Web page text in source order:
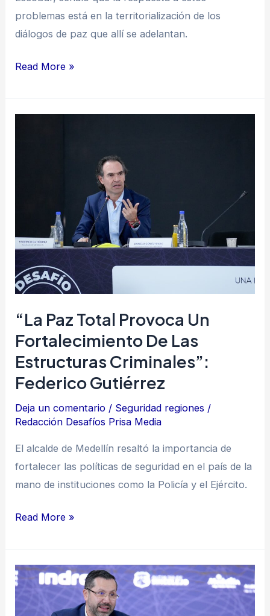
problemas está en la territorialización de los
diálogos de paz que allí se adelantan.
Read More »
“La Paz Total Provoca Un
Fortalecimiento De Las
Estructuras Criminales”:
Federico Gutiérrez
Deja un comentario / Seguridad regiones /
Redacción Desafíos Prisa Media
El alcalde de Medellín resaltó la importancia de
fortalecer las políticas de seguridad en el país de la
mano de instituciones como la Policía y el Ejército.
fortalecimiento
las
estructuras
criminales”:
Gutiérrez
Read More »
Hay
corto